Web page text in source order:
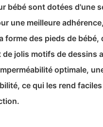
bébé sont dotées d'une
une meilleure
forme des pieds de
jolis motifs de dessins
optimale,
ce qui les rend